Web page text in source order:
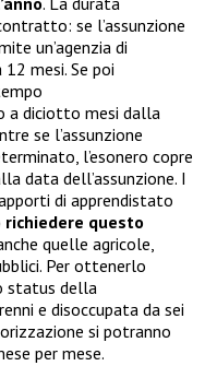
se l’assunzione
un’agenzia di
mesi. Se poi
a diciotto mesi dalla
se l’assunzione
l’esonero copre
data dell’assunzione. I
di apprendistato
richiedere questo
quelle agricole,
Per ottenerlo
status della
e disoccupata da sei
si potranno
per mese.